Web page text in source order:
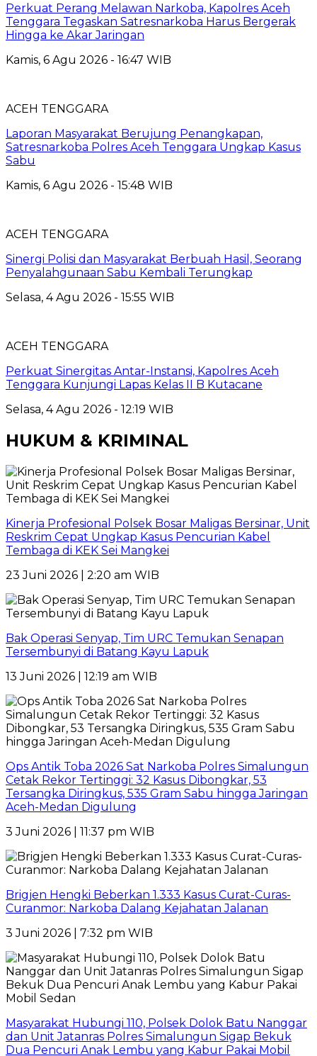
Perkuat Perang Melawan Narkoba, Kapolres Aceh
Tenggara Tegaskan Satresnarkoba Harus Bergerak
Hingga ke Akar Jaringan
Kamis, 6 Agu 2026 - 16:47 WIB
ACEH TENGGARA
Laporan Masyarakat Berujung Penangkapan,
Satresnarkoba Polres Aceh Tenggara Ungkap Kasus
Sabu
Kamis, 6 Agu 2026 - 15:48 WIB
ACEH TENGGARA
Sinergi Polisi dan Masyarakat Berbuah Hasil, Seorang
Penyalahgunaan Sabu Kembali Terungkap
Selasa, 4 Agu 2026 - 15:55 WIB
ACEH TENGGARA
Perkuat Sinergitas Antar-Instansi, Kapolres Aceh
Tenggara Kunjungi Lapas Kelas II B Kutacane
Selasa, 4 Agu 2026 - 12:19 WIB
HUKUM & KRIMINAL
Kinerja Profesional Polsek Bosar Maligas Bersinar, Unit
Reskrim Cepat Ungkap Kasus Pencurian Kabel
Tembaga di KEK Sei Mangkei
23 Juni 2026 | 2:20 am WIB
Bak Operasi Senyap, Tim URC Temukan Senapan
Tersembunyi di Batang Kayu Lapuk
13 Juni 2026 | 12:19 am WIB
Ops Antik Toba 2026 Sat Narkoba Polres Simalungun
Cetak Rekor Tertinggi: 32 Kasus Dibongkar, 53
Tersangka Diringkus, 535 Gram Sabu hingga Jaringan
Aceh-Medan Digulung
3 Juni 2026 | 11:37 pm WIB
Brigjen Hengki Beberkan 1.333 Kasus Curat-Curas-
Curanmor: Narkoba Dalang Kejahatan Jalanan
3 Juni 2026 | 7:32 pm WIB
Masyarakat Hubungi 110, Polsek Dolok Batu Nanggar
dan Unit Jatanras Polres Simalungun Sigap Bekuk
Dua Pencuri Anak Lembu yang Kabur Pakai Mobil